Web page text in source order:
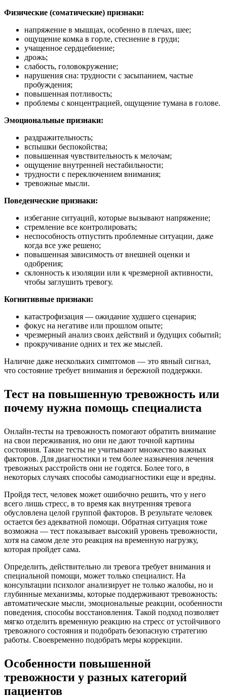
Физические (соматические) признаки:
напряжение в мышцах, особенно в плечах, шее;
ощущение комка в горле, стеснение в груди;
учащенное сердцебиение;
дрожь;
слабость, головокружение;
нарушения сна: трудности с засыпанием, частые
пробуждения;
повышенная потливость;
проблемы с концентрацией, ощущение тумана в голове.
Эмоциональные признаки:
раздражительность;
вспышки беспокойства;
повышенная чувствительность к мелочам;
ощущение внутренней нестабильности;
трудности с переключением внимания;
тревожные мысли.
Поведенческие признаки:
избегание ситуаций, которые вызывают напряжение;
стремление все контролировать;
неспособность отпустить проблемные ситуации, даже
когда все уже решено;
повышенная зависимость от внешней оценки и
одобрения;
склонность к изоляции или к чрезмерной активности,
чтобы заглушить тревогу.
Когнитивные признаки:
катастрофизация — ожидание худшего сценария;
фокус на негативе или прошлом опыте;
чрезмерный анализ своих действий и будущих событий;
прокручивание одних и тех же мыслей.
Наличие даже нескольких симптомов — это явный сигнал,
что состояние требует внимания и бережной поддержки.
Тест на повышенную тревожность или
почему нужна помощь специалиста
Онлайн-тесты на тревожность помогают обратить внимание
на свои переживания, но они не дают точной картины
состояния. Такие тесты не учитывают множество важных
факторов. Для диагностики и тем более назначения лечения
тревожных расстройств они не годятся. Более того, в
некоторых случаях способы самодиагностики еще и вредны.
Пройдя тест, человек может ошибочно решить, что у него
всего лишь стресс, в то время как внутренняя тревога
обусловлена целой группой факторов. В результате человек
остается без адекватной помощи. Обратная ситуация тоже
возможна — тест показывает высокий уровень тревожности,
хотя на самом деле это реакция на временную нагрузку,
которая пройдет сама.
Определить, действительно ли тревога требует внимания и
специальной помощи, может только специалист. На
консультации психолог анализирует не только жалобы, но и
глубинные механизмы, которые поддерживают тревожность:
автоматические мысли, эмоциональные реакции, особенности
поведения, способы восстановления. Такой подход позволяет
мягко отделить временную реакцию на стресс от устойчивого
тревожного состояния и подобрать безопасную стратегию
работы. Своевременно подобрать меры коррекции.
Особенности повышенной
тревожности у разных категорий
пациентов